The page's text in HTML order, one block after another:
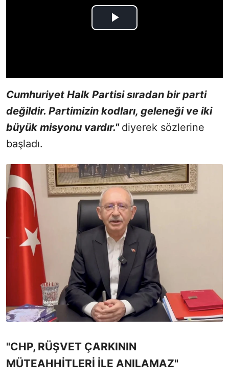
Cumhuriyet Halk Partisi sıradan bir parti
değildir. Partimizin kodları, geleneği ve iki
büyük misyonu vardır." diyerek sözlerine
başladı.
"CHP, RÜŞVET ÇARKININ
MÜTEAHHİTLERİ İLE ANILAMAZ"